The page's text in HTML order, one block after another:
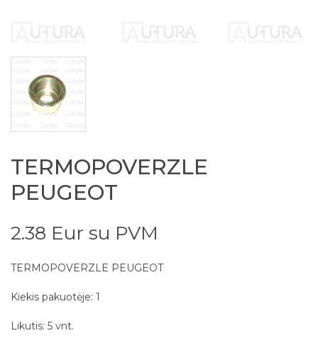
TERMOPOVERZLE
PEUGEOT
2.38 Eur su PVM
TERMOPOVERZLE PEUGEOT
Kiekis pakuotėje: 1
Likutis: 5 vnt.